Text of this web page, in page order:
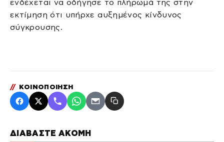
ΔΙΑΒΑΣΤΕ ΑΚΟΜΗ
ενδέχεται να οδήγησε το πλήρωμά της στην
εκτίμηση ότι υπήρχε αυξημένος κίνδυνος
σύγκρουσης.
// ΚΟΙΝΟΠΟΙΗΣΗ